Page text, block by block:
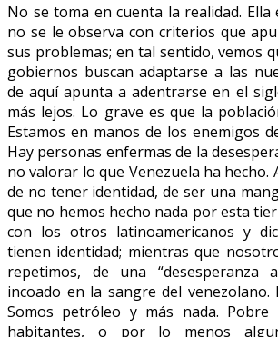
No se toma en cuenta la realidad. Ella
no se le observa con criterios que
sus problemas; en tal sentido, vemos
gobiernos buscan adaptarse a las
de aquí apunta a adentrarse en el
más lejos. Lo grave es que la
Estamos en manos de los enemigos
Hay personas enfermas de la
no valorar lo que Venezuela ha hecho.
de no tener identidad, de ser una
que no hemos hecho nada por esta
con los otros latinoamericanos y
tienen identidad; mientras que
repetimos, de una “desesperanza
incoado en la sangre del
Somos petróleo y más nada. Pobre
habitantes, o por lo menos